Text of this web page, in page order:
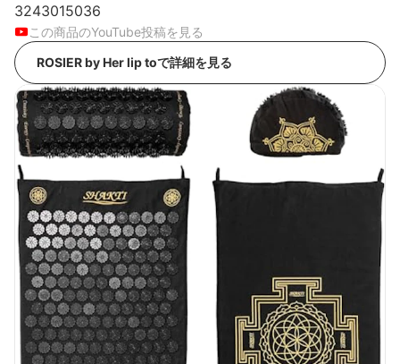
3243015036
この商品のYouTube投稿を見る
ROSIER by Her lip toで詳細を見る